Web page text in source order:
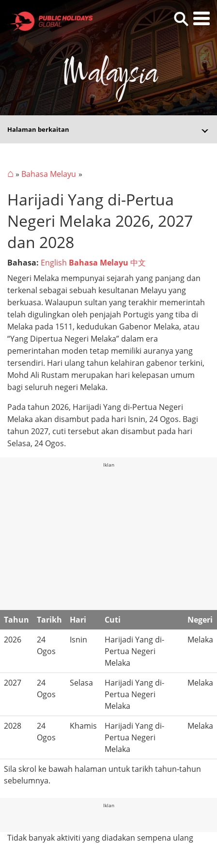
Malaysia
Halaman berkaitan
⌂ » Bahasa Melayu
Harijadi Yang di-Pertua
Negeri Melaka 2026, 2027
dan 2028
Bahasa: English Bahasa Melayu 中文
Negeri Melaka mempunyai sejarah yang panjang dan
terkenal sebagai sebuah kesultanan Melayu yang
berkuasa. Walaupun sultan yang terakhir memerintah
telah digulingkan oleh penjajah Portugis yang tiba di
Melaka pada 1511, kedudukan Gabenor Melaka, atau
“Yang Dipertua Negeri Melaka” dalam era
pemerintahan moden tetap memiliki auranya yang
tersendiri. Hari ulang tahun kelahiran gabenor terkini,
Mohd Ali Rustam merupakan hari kelepasan umum
bagi seluruh negeri Melaka.
Pada tahun 2026, Harijadi Yang di-Pertua Negeri
Melaka akan disambut pada hari Isnin, 24 Ogos. Bagi
tahun 2027, cuti tersebut akan disambut pada hari
Selasa, 24 Ogos.
Iklan
Tahun Tarikh Hari Cuti
Negeri
2026
24
Ogos
Isnin
Harijadi Yang di-
Pertua Negeri
Melaka
Melaka
2027
24
Ogos
Selasa
Harijadi Yang di-
Pertua Negeri
Melaka
Melaka
2028
24
Ogos
Khamis
Harijadi Yang di-
Pertua Negeri
Melaka
Melaka
Sila skrol ke bawah halaman untuk tarikh tahun-tahun
sebelumnya.
Iklan
Tidak banyak aktiviti yang diadakan sempena ulang